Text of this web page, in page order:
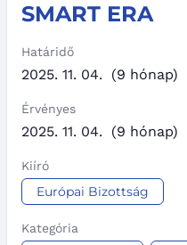
Szolgáltatások
Kapcsolat
Sötét mód
SMART ERA
Határidő
2025. 11. 04. (9 hónap)
Érvényes
2025. 11. 04. (9 hónap)
Kiíró
Európai Bizottság
Kategória